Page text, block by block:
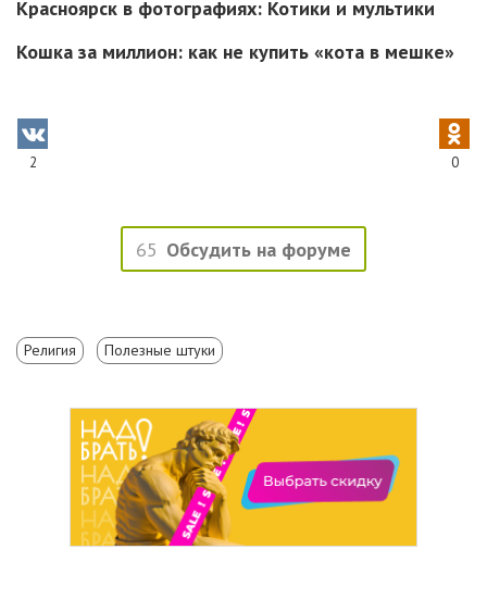
Красноярск в фотографиях: Котики и мультики
Кошка за миллион: как не купить «кота в мешке»
2 0
65 Обсудить на форуме
Религия Полезные штуки